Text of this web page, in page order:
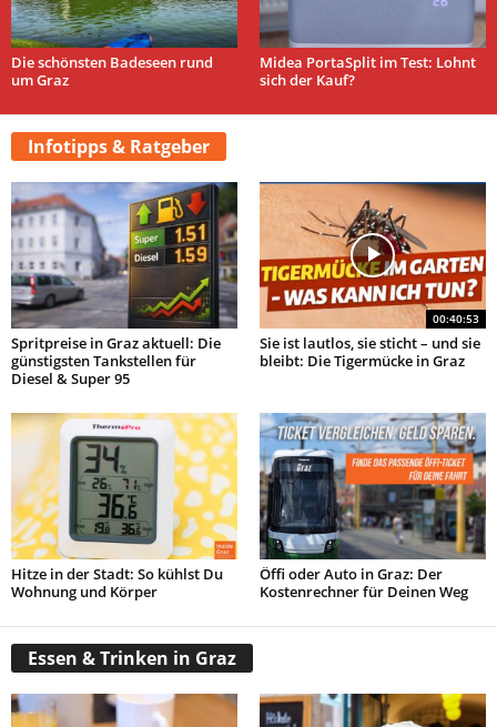
Die schönsten Badeseen rund
um Graz
Midea PortaSplit im Test: Lohnt
sich der Kauf?
Infotipps & Ratgeber
Spritpreise in Graz aktuell: Die
günstigsten Tankstellen für
Diesel & Super 95
00:40:53
Sie ist lautlos, sie sticht – und sie
bleibt: Die Tigermücke in Graz
Hitze in der Stadt: So kühlst Du
Wohnung und Körper
Öffi oder Auto in Graz: Der
Kostenrechner für Deinen Weg
Essen & Trinken in Graz